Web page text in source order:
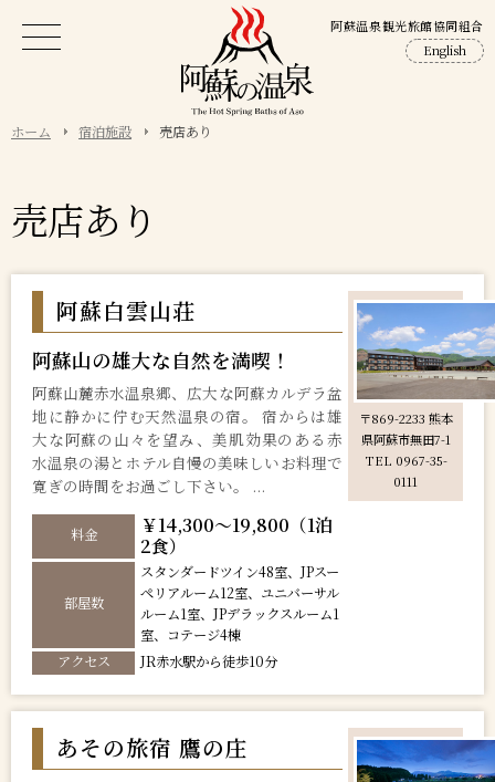
阿蘇温泉観光旅館協同組合
English
ホーム 宿泊施設 売店あり
売店あり
阿蘇白雲山荘
阿蘇山の雄大な自然を満喫！
阿蘇山麓赤水温泉郷、広大な阿蘇カルデラ盆
地に静かに佇む天然温泉の宿。 宿からは雄
大な阿蘇の山々を望み、美肌効果のある赤
水温泉の湯とホテル自慢の美味しいお料理で
寛ぎの時間をお過ごし下さい。 ...
料金
￥14,300～19,800（1泊
2食）
部屋数
スタンダードツイン48室、JPスー
ペリアルーム12室、ユニバーサル
ルーム1室、JPデラックスルーム1
室、コテージ4棟
アクセス
JR赤水駅から徒歩10分
〒869-2233 熊本
県阿蘇市無田7-1
TEL 0967-35-
0111
あその旅宿 鷹の庄